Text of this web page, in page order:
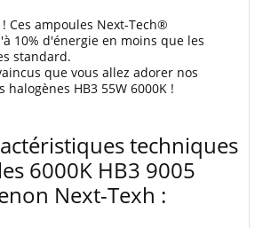
Ces ampoules Next-Tech®
10% d'énergie en moins que les
standard.
que vous allez adorer nos
halogènes HB3 55W 6000K !
techniques
6000K HB3 9005
Next-Texh :